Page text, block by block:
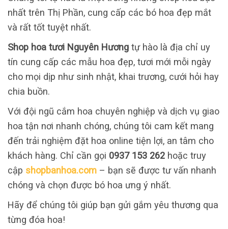
nhất trên Thị Phần, cung cấp các bó hoa đẹp mắt
và rất tốt tuyệt nhất.
Shop hoa tươi Nguyên Hương tự hào là địa chỉ uy
tín cung cấp các mẫu hoa đẹp, tươi mới mỗi ngày
cho mọi dịp như sinh nhật, khai trương, cưới hỏi hay
chia buồn.
Với đội ngũ cắm hoa chuyên nghiệp và dịch vụ giao
hoa tận nơi nhanh chóng, chúng tôi cam kết mang
đến trải nghiệm đặt hoa online tiện lợi, an tâm cho
khách hàng. Chỉ cần gọi 0937 153 262 hoặc truy
cập shopbanhoa.com – bạn sẽ được tư vấn nhanh
chóng và chọn được bó hoa ưng ý nhất.
Hãy để chúng tôi giúp bạn gửi gắm yêu thương qua
từng đóa hoa!